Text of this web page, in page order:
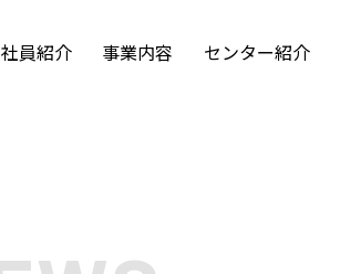
社員紹介 事業内容 センター紹介